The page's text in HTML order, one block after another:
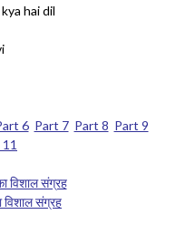
hai dil
6 Part 7 Part 8 Part 9
विशाल संग्रह
विशाल संग्रह